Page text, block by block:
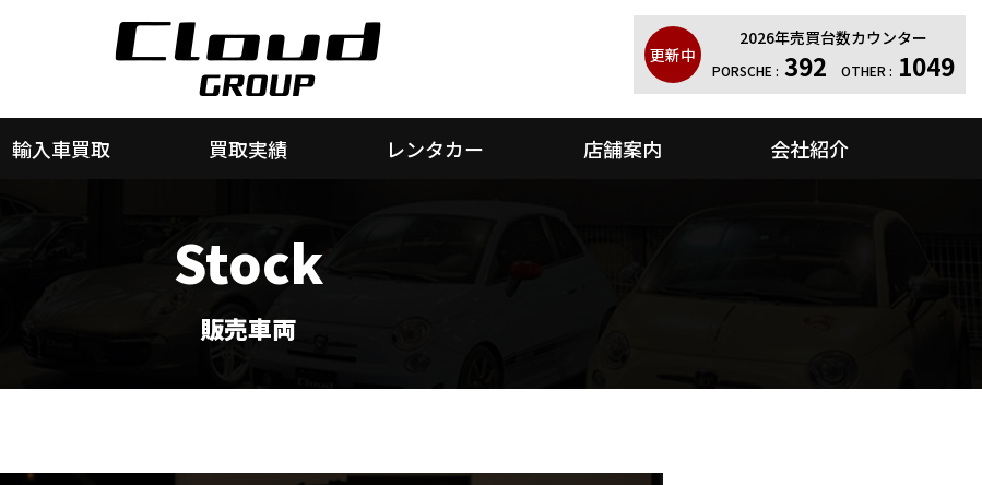
更新中
2026年売買台数カウンター
PORSCHE : 392 OTHER : 1049
輸入車買取 買取実績 レンタカー 店舗案内 会社紹介
Stock
販売車両